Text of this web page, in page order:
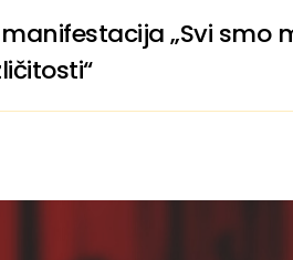
„Svi smo